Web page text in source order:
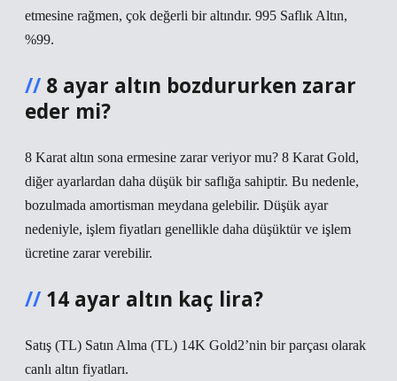
etmesine rağmen, çok değerli bir altındır. 995 Saflık Altın,
%99.
8 ayar altın bozdururken zarar
eder mi?
8 Karat altın sona ermesine zarar veriyor mu? 8 Karat Gold,
diğer ayarlardan daha düşük bir saflığa sahiptir. Bu nedenle,
bozulmada amortisman meydana gelebilir. Düşük ayar
nedeniyle, işlem fiyatları genellikle daha düşüktür ve işlem
ücretine zarar verebilir.
14 ayar altın kaç lira?
Satış (TL) Satın Alma (TL) 14K Gold2’nin bir parçası olarak
canlı altın fiyatları.